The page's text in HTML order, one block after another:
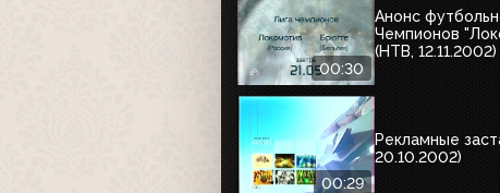
00:30
Анонс
Чемпионов
(НТВ, 12.11.2002)
00:29
Рекламные
20.10.2002)